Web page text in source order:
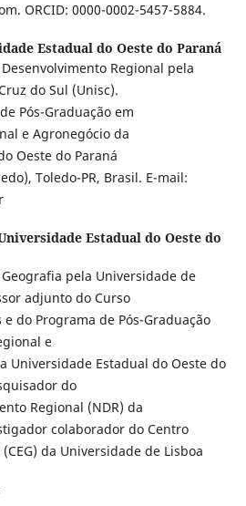
ORCID: 0000-0002-5457-5884.
Estadual do Oeste do Paraná
Regional pela
do Sul (Unisc).
Pós-Graduação em
e Agronegócio da
Oeste do Paraná
Toledo-PR, Brasil. E-mail:
Estadual do Oeste do
pela Universidade de
adjunto do Curso
do Programa de Pós-Graduação
e
Universidade Estadual do Oeste do
do
Regional (NDR) da
colaborador do Centro
da Universidade de Lisboa